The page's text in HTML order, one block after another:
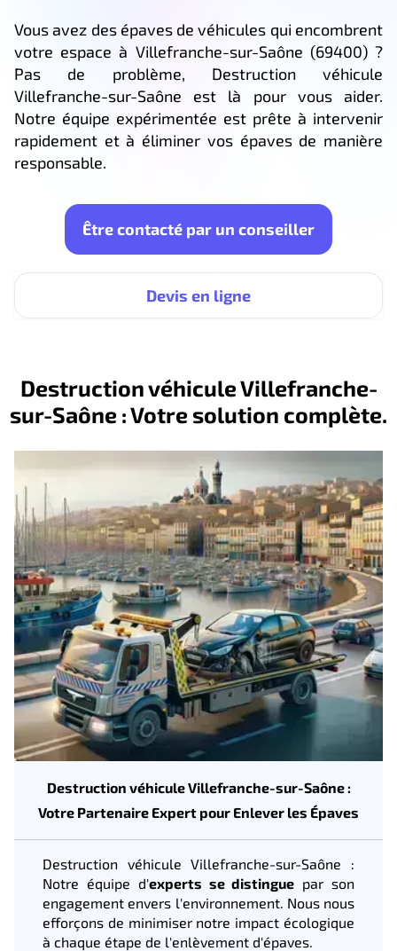
Vous avez des épaves de véhicules qui encombrent
votre espace à Villefranche-sur-Saône (69400) ?
Pas de problème, Destruction véhicule
Villefranche-sur-Saône est là pour vous aider.
Notre équipe expérimentée est prête à intervenir
rapidement et à éliminer vos épaves de manière
responsable.
Être contacté par un conseiller
Devis en ligne
Destruction véhicule Villefranche-
sur-Saône : Votre solution complète.
Destruction véhicule Villefranche-sur-Saône :
Votre Partenaire Expert pour Enlever les Épaves
Destruction véhicule Villefranche-sur-Saône :
Notre équipe d'experts se distingue par son
engagement envers l'environnement. Nous nous
efforçons de minimiser notre impact écologique
à chaque étape de l'enlèvement d'épaves.